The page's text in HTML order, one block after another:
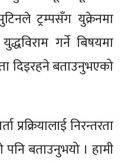
ट्रम्पसँग युक्रेनमा
गर्ने बिषयमा
दिइरहने बताउनुभएको
प्रक्रियालाई निरन्तरता
बताउनुभयो । हामी